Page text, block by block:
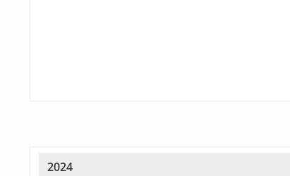
2024